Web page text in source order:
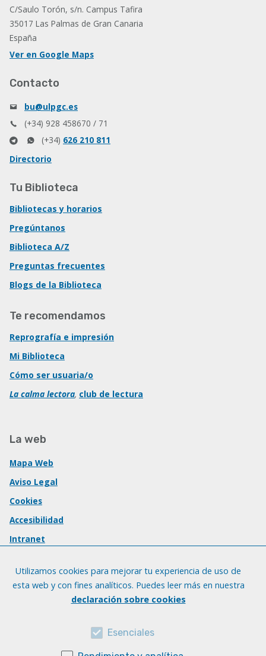
C/Saulo Torón, s/n. Campus Tafira
35017 Las Palmas de Gran Canaria
España
Ver en Google Maps
Contacto
bu@ulpgc.es
(+34) 928 458670 / 71
(+34) 626 210 811
Directorio
Tu Biblioteca
Bibliotecas y horarios
Pregúntanos
Biblioteca A/Z
Preguntas frecuentes
Blogs de la Biblioteca
Te recomendamos
Reprografía e impresión
Mi Biblioteca
Cómo ser usuaria/o
La calma lectora, club de lectura
La web
Mapa Web
Aviso Legal
Cookies
Accesibilidad
Intranet
Utilizamos cookies para mejorar tu experiencia de uso de
esta web y con fines analíticos. Puedes leer más en nuestra
declaración sobre cookies
Esenciales